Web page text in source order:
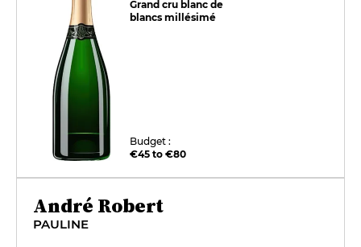
Grand cru blanc de
blancs millésimé
Budget :
€45 to €80
André Robert
PAULINE